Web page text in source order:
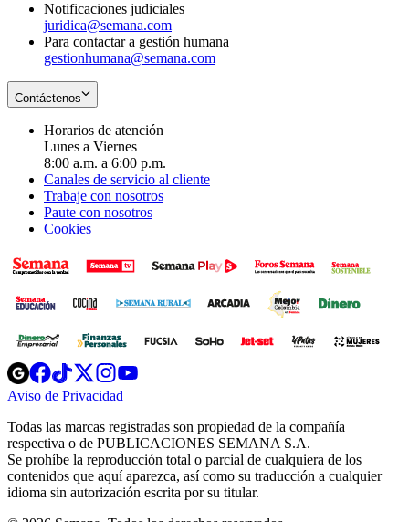
Notificaciones judiciales
juridica@semana.com
Para contactar a gestión humana
gestionhumana@semana.com
Contáctenos
Horarios de atención
Lunes a Viernes
8:00 a.m. a 6:00 p.m.
Canales de servicio al cliente
Trabaje con nosotros
Paute con nosotros
Cookies
Opens
in
new
Opens
in
new
Opens
in
new
window
Opens
new
windowwindow
Aviso de Privacidad
new
window
Todas las marcas registradas son propiedad de la compañía
respectiva o de PUBLICACIONES SEMANA S.A.
Se prohíbe la reproducción total o parcial de cualquiera de los
contenidos que aquí aparezca, así como su traducción a cualquier
idioma sin autorización escrita por su titular.